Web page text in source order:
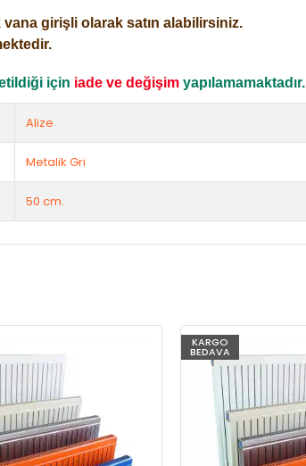
girişli olarak satın alabilirsiniz.
için iade ve değişim yapılamamaktadır.
Alize
Metalik Gri
50 cm.
KARGO
BEDAVA